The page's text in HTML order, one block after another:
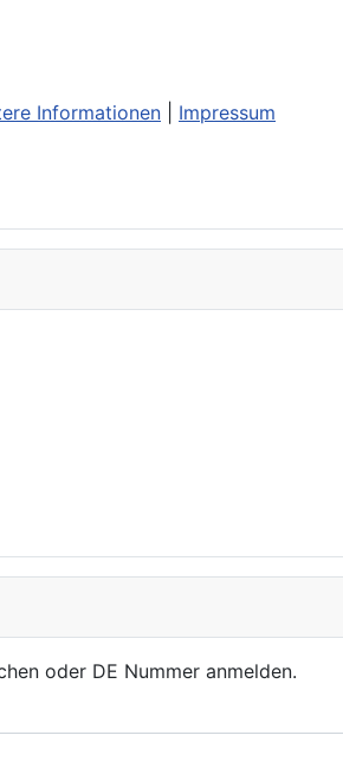
oder DE Nummer anmelden.
Informationen
Impressum